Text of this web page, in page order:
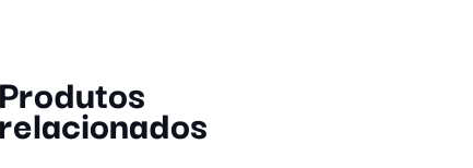
Produtos
relacionados